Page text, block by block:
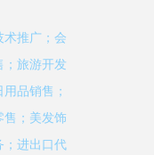
术推广；会
；旅游开发
品销售；
售；美发饰
；进出口代